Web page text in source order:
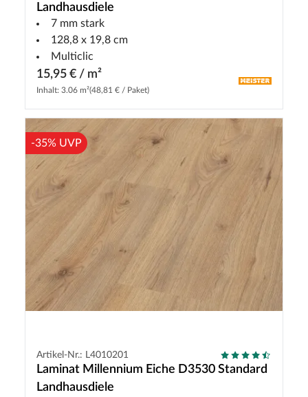
Landhausdiele
7 mm stark
128,8 x 19,8 cm
Multiclic
15,95 € / m²
Inhalt: 3.06 m²(48,81 € / Paket)
-35% UVP
Artikel-Nr.: L4010201
Laminat Millennium Eiche D3530 Standard
Landhausdiele